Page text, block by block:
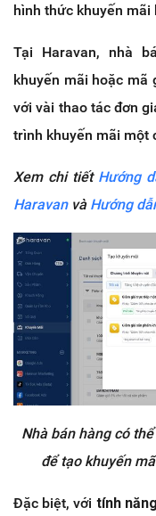
hình thức khuyến mãi
Tại Haravan, nhà
khuyến mãi hoặc mã
với vài thao tác đơn
trình khuyến mãi một
Xem chi tiết Hướng
Haravanvà Hướng
Nhà bán hàng có
để tạo khuyến
Đặc biệt, với tính